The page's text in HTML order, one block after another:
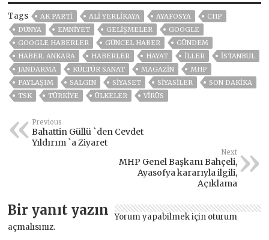
Tags AK PARTİ ALİ YERLİKAYA AYAFOSYA
CHP
DÜNYA
EMNİYET GELIŞMELER
GOOGLE
GOOGLE HABERLER
GÜNCEL HABER
GÜNDEM
HABER. ANKARA
HABERLER HAYAT İLLER
ISTANBUL
JANDARMA
KÜLTÜR SANAT MAGAZİN
MHP
PAYLAŞIM
SALGIN SİYASET SİYASİLER
SON DAKIKA
TSK
TÜRKİYE ÜLKELER VIRÜS
Previous
Bahattin Güllü `den Cevdet
Yıldırım `a Ziyaret
Next
MHP Genel Başkanı Bahçeli,
Ayasofya kararıyla ilgili,
Açıklama
Bir yanıt yazın Yorum yapabilmek için oturum
açmalısınız.